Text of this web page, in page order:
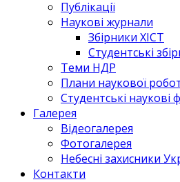
Публікації
Наукові журнали
Збірники ХІСТ
Студентські
Теми НДР
Плани наукової
Студентські наукові
Галерея
Відеогалерея
Фотогалерея
Небесні захисники
Контакти